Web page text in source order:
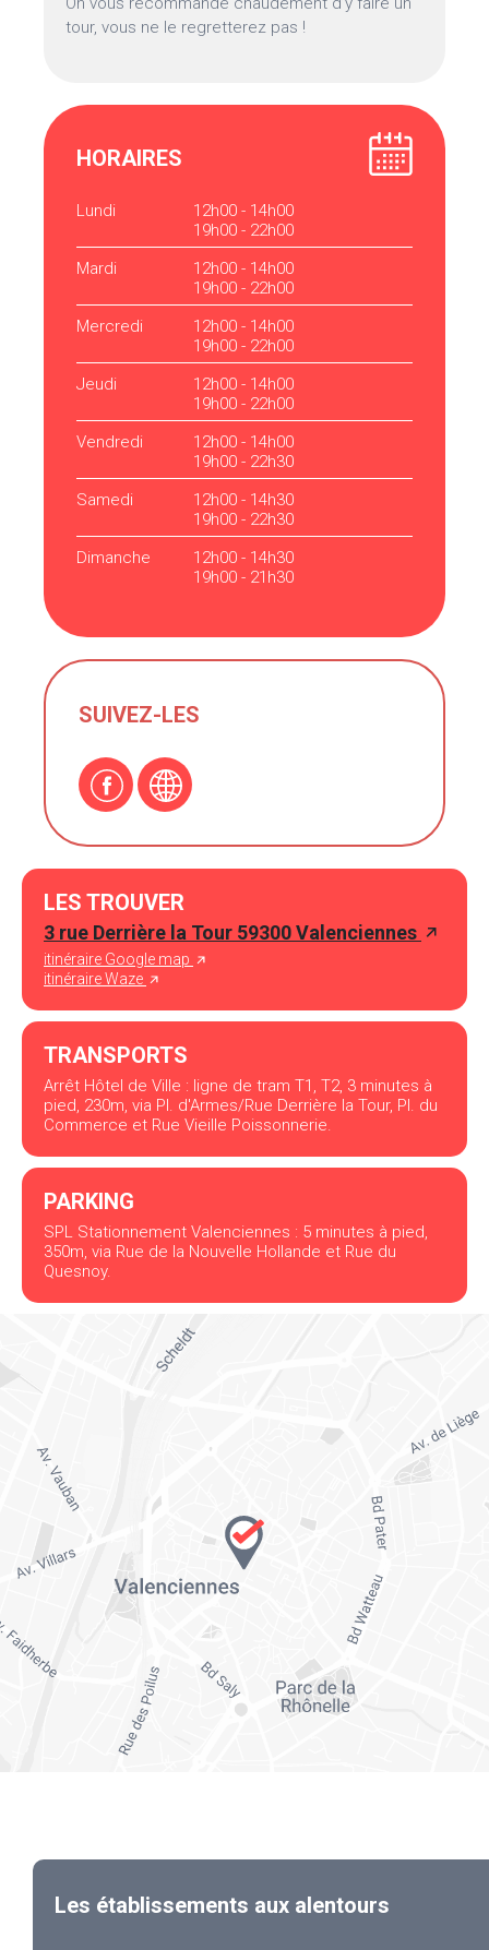
tour, vous ne le regretterez pas !
HORAIRES
Lundi
12h00 - 14h00
19h00 - 22h00
Mardi
12h00 - 14h00
19h00 - 22h00
Mercredi
12h00 - 14h00
19h00 - 22h00
Jeudi
12h00 - 14h00
19h00 - 22h00
Vendredi
12h00 - 14h00
19h00 - 22h30
Samedi
12h00 - 14h30
19h00 - 22h30
Dimanche
12h00 - 14h30
19h00 - 21h30
SUIVEZ-LES
LES TROUVER
3 rue Derrière la Tour 59300 Valenciennes
itinéraire Google map
itinéraire Waze
TRANSPORTS
Arrêt Hôtel de Ville : ligne de tram T1, T2, 3 minutes à
pied, 230m, via Pl. d'Armes/Rue Derrière la Tour, Pl. du
Commerce et Rue Vieille Poissonnerie.
PARKING
SPL Stationnement Valenciennes : 5 minutes à pied,
350m, via Rue de la Nouvelle Hollande et Rue du
Quesnoy.
Les établissements aux alentours